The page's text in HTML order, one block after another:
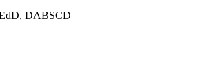
DABSCD